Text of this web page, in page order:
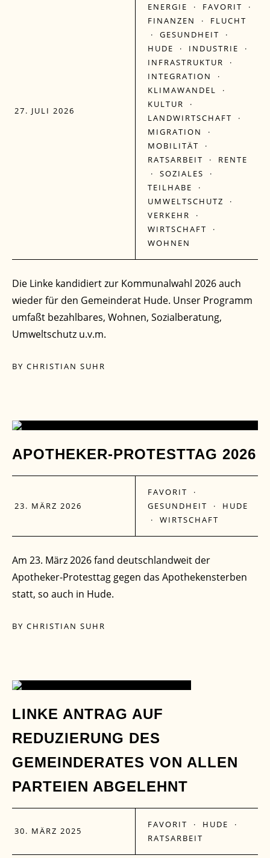
27. JULI 2026
ENERGIE · FAVORIT ·
FINANZEN
· FLUCHT
· GESUNDHEIT ·
HUDE · INDUSTRIE ·
INFRASTRUKTUR ·
INTEGRATION
·
KLIMAWANDEL ·
KULTUR ·
LANDWIRTSCHAFT ·
MIGRATION
·
MOBILITÄT ·
RATSARBEIT · RENTE
· SOZIALES ·
TEILHABE ·
UMWELTSCHUTZ ·
VERKEHR ·
WIRTSCHAFT ·
WOHNEN
Die Linke kandidiert zur Kommunalwahl 2026 auch
wieder für den Gemeinderat Hude. Unser Programm
umfaßt bezahlbares, Wohnen, Sozialberatung,
Umweltschutz u.v.m.
BY CHRISTIAN SUHR
23
MÄRZ
APOTHEKER-PROTESTTAG 2026
23. MÄRZ 2026
FAVORIT ·
GESUNDHEIT · HUDE
· WIRTSCHAFT
Am 23. März 2026 fand deutschlandweit der
Apotheker-Protesttag gegen das Apothekensterben
statt, so auch in Hude.
BY CHRISTIAN SUHR
30
MÄRZ
LINKE ANTRAG AUF
REDUZIERUNG DES
GEMEINDERATES VON ALLEN
PARTEIEN ABGELEHNT
30. MÄRZ 2025
FAVORIT · HUDE ·
RATSARBEIT